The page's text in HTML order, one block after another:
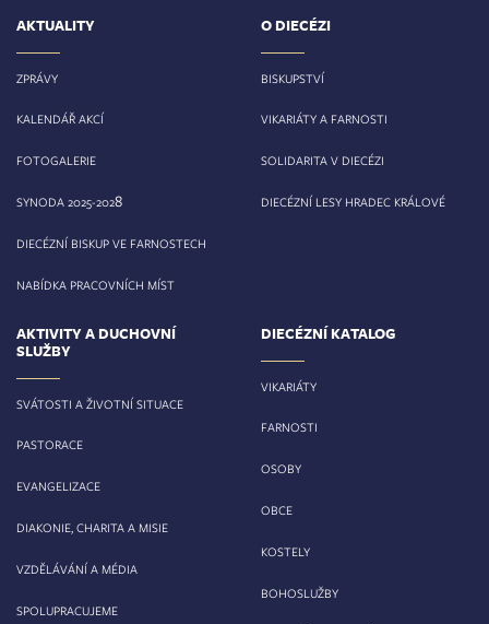
AKTUALITY
ZPRÁVY
KALENDÁŘ AKCÍ
FOTOGALERIE
SYNODA 2025-2028
DIECÉZNÍ BISKUP VE FARNOSTECH
NABÍDKA PRACOVNÍCH MÍST
O DIECÉZI
BISKUPSTVÍ
VIKARIÁTY A FARNOSTI
SOLIDARITA V DIECÉZI
DIECÉZNÍ LESY HRADEC KRÁLOVÉ
AKTIVITY A DUCHOVNÍ
SLUŽBY
SVÁTOSTI A ŽIVOTNÍ SITUACE
PASTORACE
EVANGELIZACE
DIAKONIE, CHARITA A MISIE
VZDĚLÁVÁNÍ A MÉDIA
SPOLUPRACUJEME
DIECÉZNÍ KATALOG
VIKARIÁTY
FARNOSTI
OSOBY
OBCE
KOSTELY
BOHOSLUŽBY